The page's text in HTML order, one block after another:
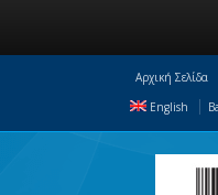
Αρχική Σελίδα
English